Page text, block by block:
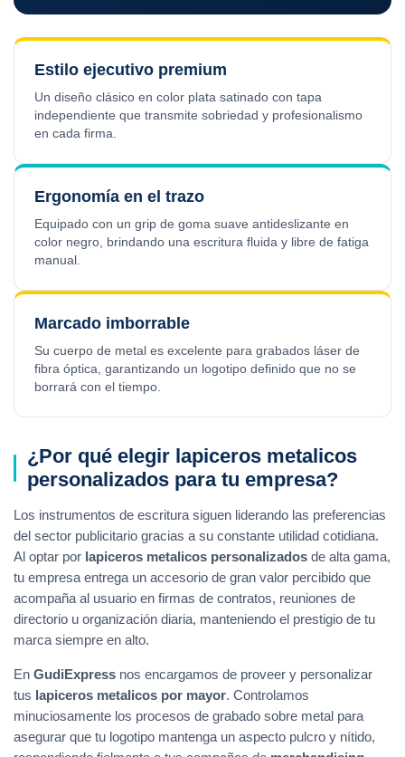
Estilo ejecutivo premium
Un diseño clásico en color plata satinado con tapa
independiente que transmite sobriedad y profesionalismo
en cada firma.
Ergonomía en el trazo
Equipado con un grip de goma suave antideslizante en
color negro, brindando una escritura fluida y libre de fatiga
manual.
Marcado imborrable
Su cuerpo de metal es excelente para grabados láser de
fibra óptica, garantizando un logotipo definido que no se
borrará con el tiempo.
¿Por qué elegir lapiceros metalicos
personalizados para tu empresa?
Los instrumentos de escritura siguen liderando las preferencias
del sector publicitario gracias a su constante utilidad cotidiana.
Al optar por lapiceros metalicos personalizados de alta gama,
tu empresa entrega un accesorio de gran valor percibido que
acompaña al usuario en firmas de contratos, reuniones de
directorio u organización diaria, manteniendo el prestigio de tu
marca siempre en alto.
En GudiExpress nos encargamos de proveer y personalizar
tus lapiceros metalicos por mayor. Controlamos
minuciosamente los procesos de grabado sobre metal para
asegurar que tu logotipo mantenga un aspecto pulcro y nítido,